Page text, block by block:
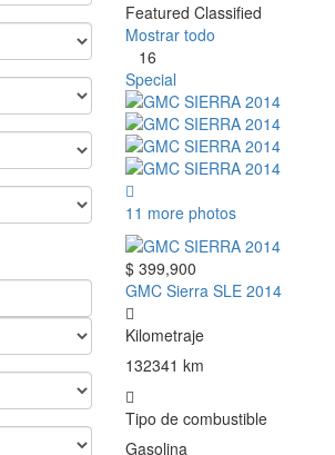
Featured Classified
Mostrar todo
16
Special
11 more photos
$ 399,900
GMC Sierra SLE 2014
Kilometraje
132341 km
Tipo de combustible
Gasolina